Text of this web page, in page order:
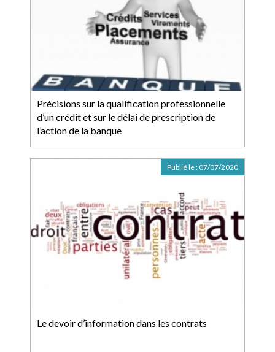
Précisions sur la qualification professionnelle
d’un crédit et sur le délai de prescription de
l’action de la banque
Le devoir d’information dans les contrats
Publié le : 07/07/2020